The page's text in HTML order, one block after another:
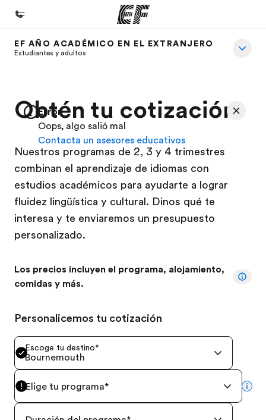
Inicio
Programas
Ver todo lo que hacemos
Oficinas
Sobre nosotros
Quiénes somos
EF AÑO ACADÉMICO EN EL EXTRANJERO
Estudiantes y adultos
Obtén tu cotización
Nuestros programas de 2, 3 y 4 trimestres
combinan el aprendizaje de idiomas con
estudios académicos para ayudarte a lograr
fluidez lingüística y cultural. Dinos qué te
interesa y te enviaremos un presupuesto
personalizado.
Los precios incluyen el programa, alojamiento,
comidas y más.
Personalicemos tu cotización
Escoge tu destino*
Bournemouth
Elige tu programa*
Error
Oops, algo salió mal
Contacta un asesores educativos